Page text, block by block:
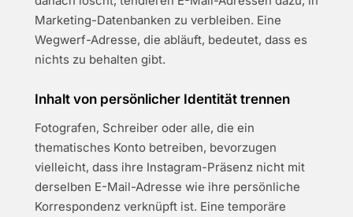
Marketing-Datenbanken zu verbleiben. Eine
Wegwerf-Adresse, die abläuft, bedeutet, dass es
nichts zu behalten gibt.
Inhalt von persönlicher Identität trennen
Fotografen, Schreiber oder alle, die ein
thematisches Konto betreiben, bevorzugen
vielleicht, dass ihre Instagram-Präsenz nicht mit
derselben E-Mail-Adresse wie ihre persönliche
Korrespondenz verknüpft ist. Eine temporäre